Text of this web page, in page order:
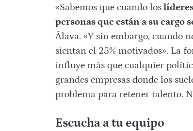
«Sabemos que cuando los
personas que están a su cargo
Álava. «Y sin embargo, cuando
sientan el 25% motivados». La
influye más que cualquier
grandes empresas donde los
problema para retener talento.
Escucha a tu equipo